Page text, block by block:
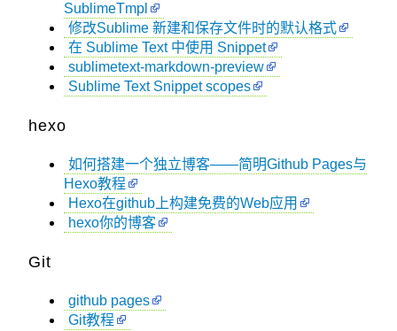
SublimeTmpl
修改Sublime 新建和保存文件时的默认格式
在 Sublime Text 中使用 Snippet
sublimetext-markdown-preview
Sublime Text Snippet scopes
hexo
如何搭建一个独立博客——简明Github Pages与
Hexo教程
Hexo在github上构建免费的Web应用
hexo你的博客
Git
github pages
Git教程